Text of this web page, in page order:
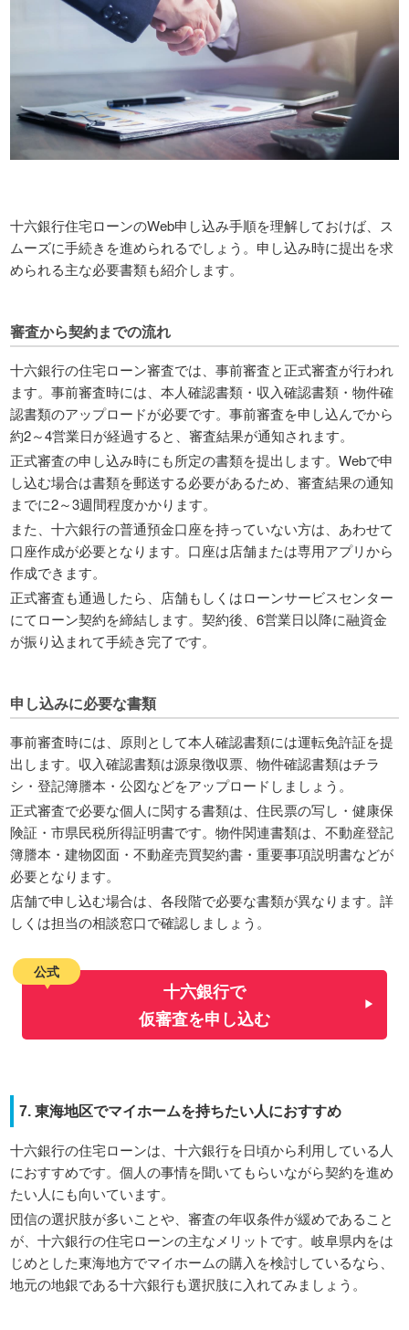
十六銀行住宅ローンのWeb申し込み手順を理解しておけば、ス
ムーズに手続きを進められるでしょう。申し込み時に提出を求
められる主な必要書類も紹介します。
審査から契約までの流れ
十六銀行の住宅ローン審査では、事前審査と正式審査が行われ
ます。事前審査時には、本人確認書類・収入確認書類・物件確
認書類のアップロードが必要です。事前審査を申し込んでから
約2～4営業日が経過すると、審査結果が通知されます。
正式審査の申し込み時にも所定の書類を提出します。Webで申
し込む場合は書類を郵送する必要があるため、審査結果の通知
までに2～3週間程度かかります。
また、十六銀行の普通預金口座を持っていない方は、あわせて
口座作成が必要となります。口座は店舗または専用アプリから
作成できます。
正式審査も通過したら、店舗もしくはローンサービスセンター
にてローン契約を締結します。契約後、6営業日以降に融資金
が振り込まれて手続き完了です。
申し込みに必要な書類
事前審査時には、原則として本人確認書類には運転免許証を提
出します。収入確認書類は源泉徴収票、物件確認書類はチラ
シ・登記簿謄本・公図などをアップロードしましょう。
正式審査で必要な個人に関する書類は、住民票の写し・健康保
険証・市県民税所得証明書です。物件関連書類は、不動産登記
簿謄本・建物図面・不動産売買契約書・重要事項説明書などが
必要となります。
店舗で申し込む場合は、各段階で必要な書類が異なります。詳
しくは担当の相談窓口で確認しましょう。
公式
十六銀行で
仮審査を申し込む
7. 東海地区でマイホームを持ちたい人におすすめ
十六銀行の住宅ローンは、十六銀行を日頃から利用している人
におすすめです。個人の事情を聞いてもらいながら契約を進め
たい人にも向いています。
団信の選択肢が多いことや、審査の年収条件が緩めであること
が、十六銀行の住宅ローンの主なメリットです。岐阜県内をは
じめとした東海地方でマイホームの購入を検討しているなら、
地元の地銀である十六銀行も選択肢に入れてみましょう。